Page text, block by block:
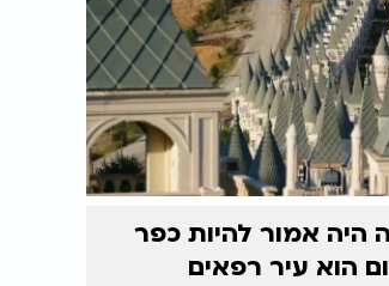
זה היה אמור להיות כפר
הוא עיר רפאים